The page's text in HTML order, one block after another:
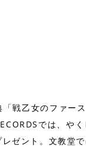
戦乙女のファー
では、や
ゼント。文教堂